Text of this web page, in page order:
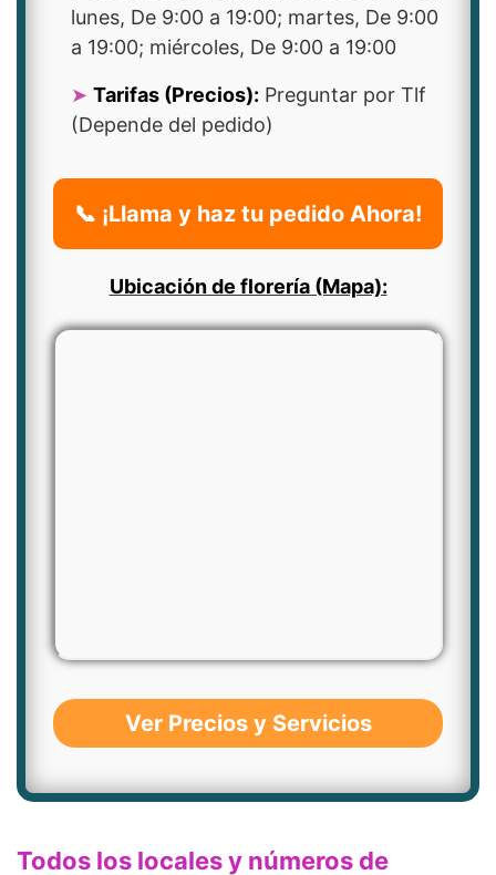
lunes, De 9:00 a 19:00; martes, De 9:00
a 19:00; miércoles, De 9:00 a 19:00
Tarifas (Precios): Preguntar por Tlf
(Depende del pedido)
📞 ¡Llama y haz tu pedido Ahora!
Ubicación de florería (Mapa):
Ver Precios y Servicios
Todos los locales y números de